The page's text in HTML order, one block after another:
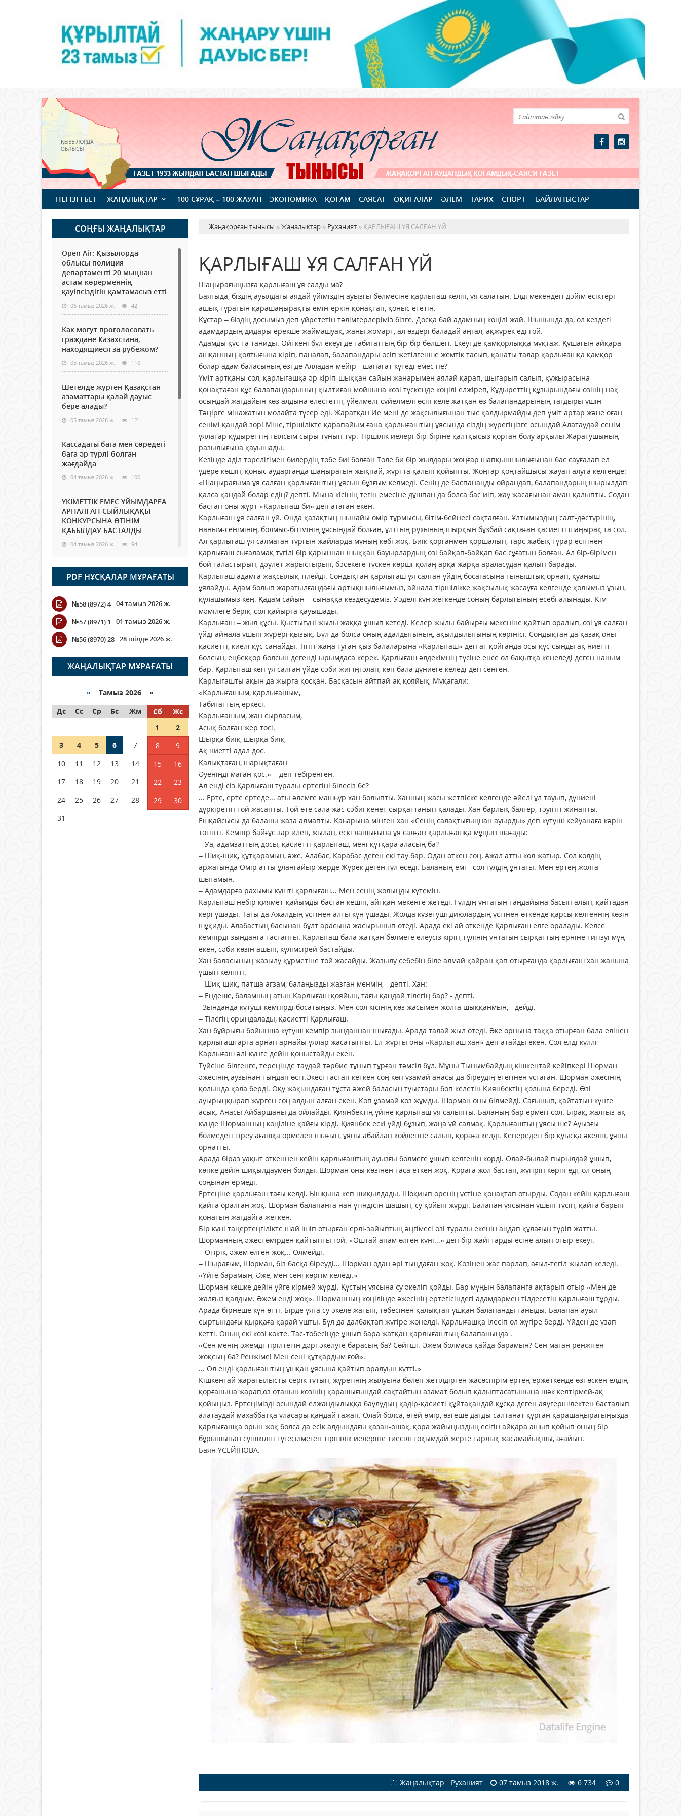
НЕГІЗГІ БЕТ ЖАҢАЛЫҚТАР 100 СҰРАҚ – 100 ЖАУАП ЭКОНОМИКА ҚОҒАМ САЯСАТ ОҚИҒАЛАР ӘЛЕМ ТАРИХ СПОРТ БАЙЛАНЫСТАР
СОҢҒЫ ЖАҢАЛЫҚТАР
Open Air: Қызылорда
облысы полиция
департаменті 20 мыңнан
астам көрерменнің
қауіпсіздігін қамтамасыз етті
06 тамыз 2026 ж. 42
Как могут проголосовать
граждане Казахстана,
находящиеся за рубежом?
05 тамыз 2026 ж. 110
Шетелде жүрген Қазақстан
азаматтары қалай дауыс
бере алады?
05 тамыз 2026 ж. 121
Кассадағы баға мен сөредегі
баға әр түрлі болған
жағдайда
04 тамыз 2026 ж. 100
ҮКІМЕТТІК ЕМЕС ҰЙЫМДАРҒА
АРНАЛҒАН СЫЙЛЫҚАҚЫ
КОНКУРСЫНА ӨТІНІМ
ҚАБЫЛДАУ БАСТАЛДЫ
04 тамыз 2026 ж. 94
Қазақстанда ЖЭК электр
энергиясын өндіру бойынша
көрсеткіш асыра орындалды
04 тамыз 2026 ж. 100
ҚҰРҚЫЛТАЙДЫҢ ҰЯСЫ КИЕЛІ
МЕ?
Германия аптап ыстыққа
бастады
04 тамыз 2026 ж. 86
енгізілді
04 тамыз 2026 ж. 99
РУСЛАН РҮСТЕМҰЛЫ ОБЛЫС
ӘКІМІНІҢ КЕҢЕСШІСІ БОЛЫП
PDF НҰСҚАЛАР МҰРАҒАТЫ
№58 (8972) 4 04 тамыз 2026 ж.
№57 (8971) 1
01 тамыз 2026 ж.
№56 (8970) 28 28 шілде 2026 ж.
ЖАҢАЛЫҚТАР МҰРАҒАТЫ
« Тамыз 2026 »
Дс
Сс Ср Бс Жм Сб
Жс
1
2
3
4 5 6 7 8
9
10
11 12 13 14 15
16
17
18 19 20 21 22
23
24
25 26 27 28 29
30
31
Жаңақорған тынысы »Жаңалықтар » Руханият » ҚАРЛЫҒАШ ҰЯ САЛҒАН ҮЙ
ҚАРЛЫҒАШ ҰЯ САЛҒАН ҮЙ
Шаңырағыңызға қарлығаш ұя салды ма?
Баяғыда, біздің ауылдағы аядай үйіміздің ауызғы бөлмесіне қарлығаш келіп, ұя салатын. Елді мекендегі дәйім есіктері
ашық тұратын қарашаңырақты емін-еркін қонақтап, қоныс ететін.
Құстар – біздің досымыз деп үйрететін тәлімгерлеріміз бізге. Досқа бай адамның көңілі жай. Шынында да, ол кездегі
адамдардың дидары ерекше жаймашуақ, жаны жомарт, ал өздері баладай аңғал, ақжүрек еді ғой.
Адамды құс та таниды. Өйткені бұл екеуі де табиғаттың бір-бір бөлшегі. Екеуі де қамқорлыққа мұқтаж. Құшағын айқара
ашқанның қолтығына кіріп, паналап, балапандары өсіп жетілгенше жемтік тасып, қанаты талар қарлығашқа қамқор
болар адам баласының өзі де Алладан мейір - шапағат күтеді емес пе?
Үміт артқаны сол, қарлығашқа әр кіріп-шыққан сайын жанарымен аялай қарап, шығарып салып, құжырасына
қонақтаған құс балапандарының қылтиған мойнына көзі түскенде көңілі елжіреп, Құдыреттің құзырындағы өзінің нақ
осындай жағдайын көз алдына елестетіп, үйелмелі-сүйелмелі өсіп келе жатқан өз балапандарының тағдыры үшін
Тәңірге мінажатын молайта түсер еді. Жаратқан Ие мені де жақсылығынан тыс қалдырмайды деп үміт артар және оған
сенімі қандай зор! Міне, тіршілікте қарапайым ғана қарлығаштың ұясында сіздің жүрегіңізге осындай Алатаудай сенім
ұялатар құдыреттің тылсым сыры тұнып тұр. Тіршілік иелері бір-біріне қалтқысыз қорған болу арқылы Жаратушының
разылығына қауышады.
Кезінде аділ төрелігімен билердің төбе биі болған Төле би бір жылдары жоңғар шапқыншылығынан бас сауғалап ел
үдере көшіп, қоныс аударғанда шаңырағын жықпай, жұртта қалып қойыпты. Жоңғар қоңтайшысы жауап алуға келгенде:
«Шаңырағыма ұя салған қарлығаштың ұясын бұзғым келмеді. Сенің де баспанаңды ойрандап, балапандарың шырылдап
қалса қандай болар едің? депті. Мына кісінің тегін емесіне дұшпан да болса бас иіп, жау жасағынан аман қалыпты. Содан
бастап оны жұрт «Қарлығаш би» деп атаған екен.
Қарлығаш ұя салған үй. Онда қазақтың шынайы өмір тұрмысы, бітім-бейнесі сақталған. Ұлтымыздың салт-дәстүрінің,
наным-сенімінің, болмыс-бітімінің ұясындай болған, ұлттың рухының шырқын бұзбай сақтаған қасиетті шаңырақ та сол.
Ал қарлығаш ұя салмаған тұрғын жайларда мұның көбі жоқ. Биік қорғанмен қоршалып, тарс жабық тұрар есігінен
қарлығаш сығаламақ түгілі бір қарыннан шыққан бауырлардың өзі байқап-байқап бас сұғатын болған. Ал бір-бірімен
бой таластырып, дәулет жарыстырып, бәсекеге түскен көрші-қолаң арқа-жарқа араласудан қалып барады.
Қарлығаш адамға жақсылық тілейді. Сондықтан қарлығаш ұя салған үйдің босағасына тыныштық орнап, қуаныш
ұялайды. Адам болып жаратылғандағы артықшылығымыз, айнала тіршілікке жақсылық жасауға келгенде қолымыз ұзын,
құлашымыз кең. Қадам сайын – сынаққа кездесудеміз. Уәделі күн жеткенде соның барлығының есебі алынады. Кім
мәмілеге берік, сол қайырға қауышады.
Қарлығаш – жыл құсы. Қыстыгүні жылы жаққа ұшып кетеді. Келер жылы байырғы мекеніне қайтып оралып, өзі ұя салған
үйді айнала ұшып жүрері қызық. Бұл да болса оның адалдығының, ақылдылығының көрінісі. Сондықтан да қазақ оны
қасиетті, киелі құс санайды. Тіпті жаңа туған қыз балаларына «Қарлығаш» деп ат қойғанда осы құс сынды ақ ниетті
болсын, еңбекқор болсын дегенді ырымдаса керек. Қарлығаш әлдекімнің түсіне енсе ол бақытқа кенеледі деген наным
бар. Қарлығаш кеп ұя салған үйде сәби жиі іңгәлап, көп бала дүниеге келеді деп сенген.
Қарлығашты ақын да жырға қосқан. Басқасын айтпай-ақ қояйық, Мұқағали:
«Қарлығашым, қарлығашым,
Табиғаттың еркесі.
Қарлығашым, жан сырласым,
Асық болған жер төсі.
Шырқа биік, шырқа биік,
Ақ ниетті адал дос.
Қалықтаған, шарықтаған
Әуеніңді маған қос.» – деп тебіренген.
Ал енді сіз Қарлығаш туралы ертегіні білесіз бе?
... Ерте, ерте ертеде... аты әлемге машһүр хан болыпты. Ханның жасы жетпіске келгенде әйелі ұл тауып, дүниені
дүркіретіп той жасапты. Той өте сала жас сәбиі кенет сырқаттанып қалады. Хан барлық балгер, тәуіпті жинапты.
Ешқайсысы да баланы жаза алмапты. Қаһарына мінген хан «Сенің салақтығыңнан ауырды» деп күтуші кейуанаға кәрін
төгіпті. Кемпір байғұс зар илеп, жылап, ескі лашығына ұя салған қарлығашқа мұңын шағады:
– Уа, адамзаттың досы, қасиетті қарлығаш, мені құтқара аласың ба?
– Шиқ-шиқ, құтқарамын, әже. Алабас, Қарабас деген екі тау бар. Одан өткен соң, Ажал атты көл жатыр. Сол көлдің
аржағында Өмір атты ұланғайыр жерде Жүрек деген гүл өседі. Баланың емі - сол гүлдің ұнтағы. Мен ертең жолға
шығамын.
– Адамдарға рахымы күшті қарлығаш... Мен сенің жолыңды күтемін.
Қарлығаш небір қиямет-қайымды бастан кешіп, айтқан мекенге жетеді. Гүлдің ұнтағын таңдайына басып алып, қайтадан
кері ұшады. Тағы да Ажалдың үстінен алты күн ұшады. Жолда күзетуші диюлардың үстінен өткенде қарсы келгеннің көзін
шұқиды. Алабастың басынан бұлт арасына жасырынып өтеді. Арада екі ай өткенде Қарлығаш елге оралады. Келсе
кемпірді зынданға тастапты. Қарлығаш бала жатқан бөлмеге елеусіз кіріп, гүлінің ұнтағын сырқаттың ерніне тигізуі мұң
екен, сәби көзін ашып, күлімсірей бастайды.
Хан баласының жазылу құрметіне той жасайды. Жазылу себебін біле алмай қайран қап отырғанда қарлығаш хан жанына
ұшып келіпті.
– Шиқ-шиқ, патша ағзам, балаңызды жазған менмін, - депті. Хан:
– Ендеше, баламның атын Қарлығаш қояйын, тағы қандай тілегің бар? - депті.
–Зынданда күтуші кемпірді босатыңыз. Мен сол кісінің көз жасымен жолға шыққанмын, - дейді.
– Тілегің орындалады, қасиетті Қарлығаш.
Хан бұйрығы бойынша күтуші кемпір зынданнан шығады. Арада талай жыл өтеді. Әке орнына таққа отырған бала елінен
қарлығаштарға арнап арнайы ұялар жасатыпты. Ел-жұрты оны «Қарлығаш хан» деп атайды екен. Сол елді күллі
Қарлығаш әлі күнге дейін қоныстайды екен.
Түйсіне білгенге, тереңінде таудай тәрбие тұнып тұрған тәмсіл бұл. Мұны Тынымбайдың кішкентай кейіпкері Шорман
әжесінің аузынан тыңдап өсті.Әкесі тастап кеткен соң көп ұзамай анасы да біреудің етегінен ұстаған. Шорман әжесінің
қолында қала берді. Оқу жақындаған тұста әжей баласын туыстары боп келетін Қиянбектің қолына береді. Өзі
ауырыңқырап жүрген соң алдын алған екен. Көп ұзамай көз жұмды. Шорман оны білмейді. Сағынып, қайтатын күнге
асық. Анасы Айбаршаны да ойлайды. Қиянбектің үйіне қарлығаш ұя салыпты. Баланың бар ермегі сол. Бірақ, жалғыз-ақ
күнде Шорманның көңіліне қайғы кірді. Қиянбек ескі үйді бұзып, жаңа үй салмақ. Қарлығаштың ұясы ше? Ауызғы
бөлмедегі тіреу ағашқа өрмелеп шығып, ұяны абайлап көйлегіне салып, қораға келді. Кенередегі бір қуысқа әкеліп, ұяны
орнатты.
Арада біраз уақыт өткеннен кейін қарлығаштың ауызғы бөлмеге ұшып келгенін көрді. Олай-былай пырылдай ұшып,
көпке дейін шиқылдаумен болды. Шорман оны көзінен таса еткен жоқ. Қораға жол бастап, жүгіріп көріп еді, ол оның
соңынан ермеді.
Ертеңіне қарлығаш тағы келді. Ышқына кеп шиқылдады. Шоқиып өренің үстіне қонақтап отырды. Содан кейін қарлығаш
қайта оралған жоқ. Шорман балапанға нан үгіндісін шашып, су қойып жүрді. Балапан ұясынан ұшып түсіп, қайта барып
қонатын жағдайға жеткен.
Бір күні таңертеңгілікте шай ішіп отырған ерлі-зайыптың әңгімесі өзі туралы екенін аңдап құлағын түріп жатты.
Шорманның әжесі өмірден қайтыпты ғой. «Өштай апам өлген күні...» деп бір жайттарды есіне алып отыр екеуі.
– Өтірік, әжем өлген жоқ... Өлмейді.
– Шырағым, Шорман, біз басқа біреуді... Шорман одан әрі тыңдаған жоқ. Көзінен жас парлап, ағыл-тегіл жылап келеді.
«Үйге барамын, Әже, мен сені көргім келеді.»
Шорман кешке дейін үйге кірмей жүрді. Құстың ұясына су әкеліп қойды. Бар мұңын балапанға ақтарып отыр «Мен де
жалғыз қалдым. Әжем енді жоқ». Шорманның көңілінде әжесінің ертегісіндегі адамдармен тілдесетін қарлығаш тұрды.
Арада бірнеше күн өтті. Бірде ұяға су әкеле жатып, төбесінен қалықтап ұшқан балапанды таныды. Балапан ауыл
сыртындағы қырқаға қарай ұшты. Бұл да далбақтап жүгіре жөнелді. Қарлығашқа ілесіп ол жүгіре берді. Үйден де ұзап
кетті. Оның екі көзі көкте. Тас-төбесінде ұшып бара жатқан қарлығаштың балапанында .
«Сен менің әжемді тірілтетін дәрі әкелуге барасың ба? Сөйтші. Әжем болмаса қайда барамын? Сен маған ренжіген
жоқсың ба? Ренжіме! Мен сені құтқардым ғой».
... Ол енді қарлығаштың ұшқан ұясына қайтып оралуын күтті.»
Кішкентай жаратылысты серік тұтып, жүрегінің жылуына бөлеп жетілдірген жасөспірім ертең ержеткенде өзі өскен елдің
қорғанына жарап,өз отанын көзінің қарашығындай сақтайтын азамат болып қалыптасатынына шәк келтірмей-ақ
қойыңыз. Ертеңімізді осындай елжандылыққа баулудың қадір-қасиеті құйтақандай құсқа деген аяугершілектен басталып
алатаудай махаббатқа ұласары қандай ғажап. Олай болса, өгей өмір, өзгеше дағды салтанат құрған қарашаңырағыңызда
қарлығашқа орын жоқ болса да есік алдындағы қазан-ошақ, қора жайыңыздың есігін айқара ашып қойып оның бір
бұрышынан суішкілігі түгесілмеген тіршілік иелеріне тиесілі тоқымдай жерге тарлық жасамайықшы, ағайын.
Баян ҮСЕЙІНОВА.
Жаңалықтар / Руханият 07 тамыз 2018 ж. 6 734 0